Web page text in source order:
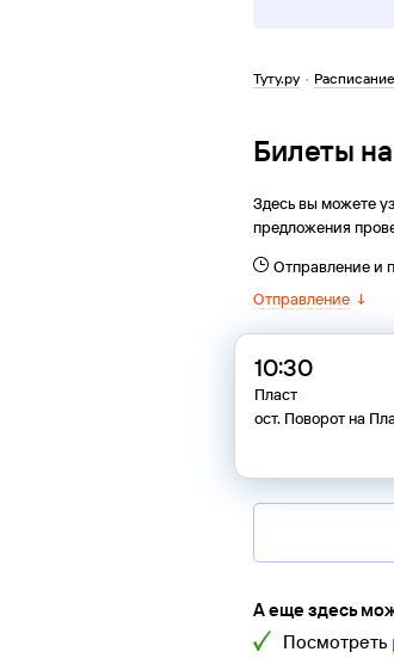
Туту.ру ·
Билеты
Здесь вы можете
предложения
Отправление и
Отправление ↓
10:30
Пласт
ост. Поворот на
А еще здесь
Посмотреть